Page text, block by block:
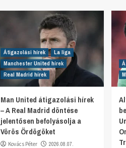
Átigazolási hírek
La liga
Manchester United hírek
Real Madrid hírek
Man United átigazolási hírek
– A Real Madrid döntése
jelentősen befolyásolja a
Vörös Ördögöket
Kovács Péter 2026.08.07.